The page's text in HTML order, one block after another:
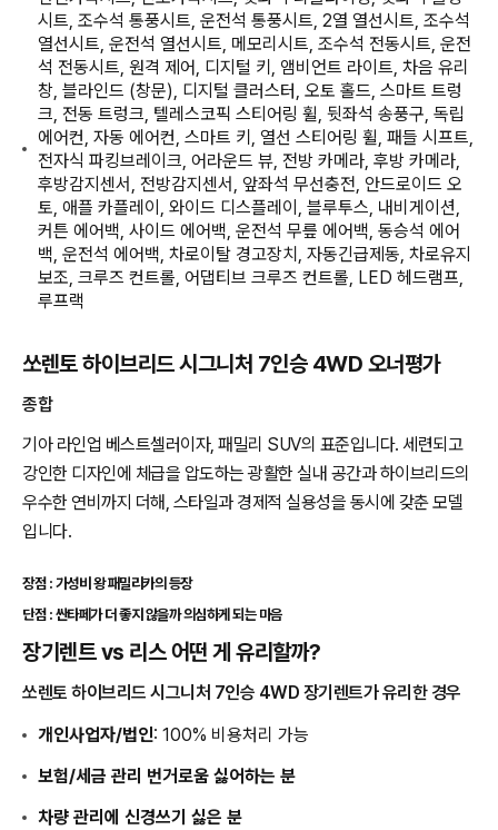
시트, 조수석 통풍시트, 운전석 통풍시트, 2열 열선시트, 조수석
열선시트, 운전석 열선시트, 메모리시트, 조수석 전동시트, 운전
석 전동시트, 원격 제어, 디지털 키, 앰비언트 라이트, 차음 유리
창, 블라인드 (창문), 디지털 클러스터, 오토 홀드, 스마트 트렁
크, 전동 트렁크, 텔레스코픽 스티어링 휠, 뒷좌석 송풍구, 독립
에어컨, 자동 에어컨, 스마트 키, 열선 스티어링 휠, 패들 시프트,
전자식 파킹브레이크, 어라운드 뷰, 전방 카메라, 후방 카메라,
후방감지센서, 전방감지센서, 앞좌석 무선충전, 안드로이드 오
토, 애플 카플레이, 와이드 디스플레이, 블루투스, 내비게이션,
커튼 에어백, 사이드 에어백, 운전석 무릎 에어백, 동승석 에어
백, 운전석 에어백, 차로이탈 경고장치, 자동긴급제동, 차로유지
보조, 크루즈 컨트롤, 어댑티브 크루즈 컨트롤, LED 헤드램프,
루프랙
쏘렌토 하이브리드 시그니처 7인승 4WD 오너평가
종합
기아 라인업 베스트셀러이자, 패밀리 SUV의 표준입니다. 세련되고
강인한 디자인에 체급을 압도하는 광활한 실내 공간과 하이브리드의
우수한 연비까지 더해, 스타일과 경제적 실용성을 동시에 갖춘 모델
입니다.
장점 : 가성비 왕 패밀리카의 등장
단점 : 싼타페가 더 좋지 않을까 의심하게 되는 마음
장기렌트 vs 리스 어떤 게 유리할까?
쏘렌토 하이브리드 시그니처 7인승 4WD 장기렌트가 유리한 경우
개인사업자/법인: 100% 비용처리 가능
보험/세금 관리 번거로움 싫어하는 분
차량 관리에 신경쓰기 싫은 분